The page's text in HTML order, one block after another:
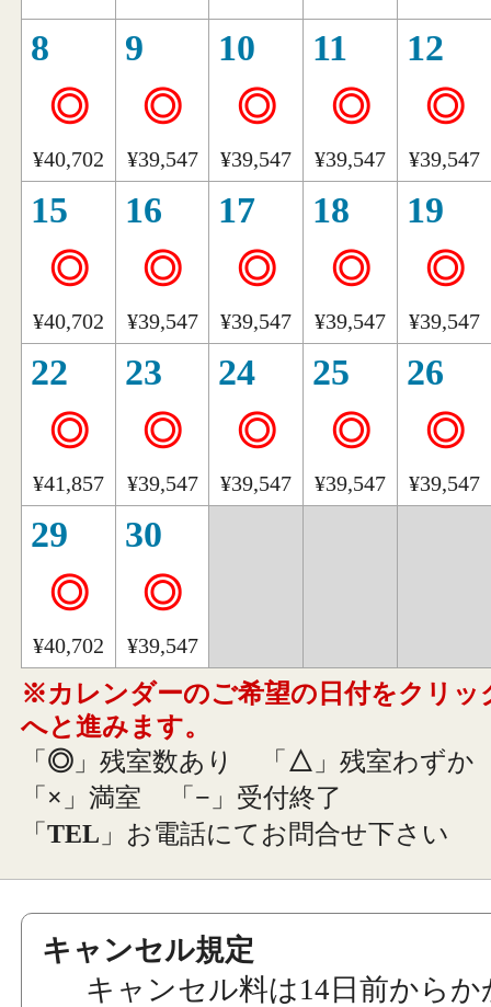
8
◎
¥40,702
9
◎
¥39,547
10
◎
¥39,547
11
◎
¥39,547
12
◎
¥39,547
15
◎
¥40,702
16
◎
¥39,547
17
◎
¥39,547
18
◎
¥39,547
19
◎
¥39,547
22
◎
¥41,857
23
◎
¥39,547
24
◎
¥39,547
25
◎
¥39,547
26
◎
¥39,547
29
◎
¥40,702
30
◎
¥39,547
※カレンダーのご希望の日付をクリッ
へと進みます。
「 ◎ 」残室数あり 「 △ 」残室わずか
「 × 」満室 「 − 」受付終了
「TEL 」お電話にてお問合せ下さい
キャンセル規定
キャンセル料は14日前から